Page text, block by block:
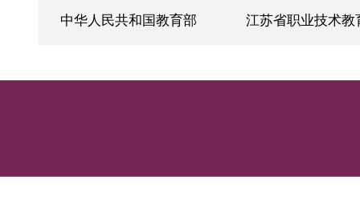
友情链接
中华人民共和国教育部 江苏省职业技